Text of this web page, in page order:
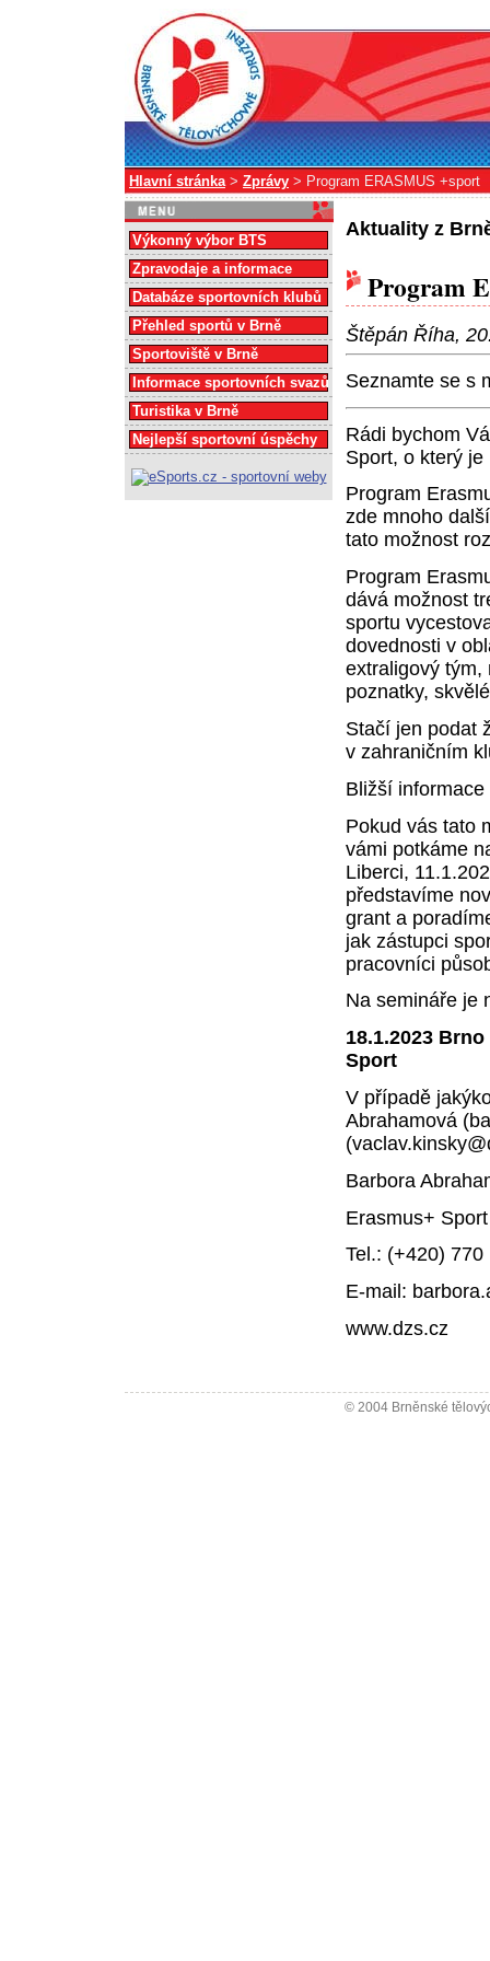
Hlavní stránka> Zprávy > Program ERASMUS +sport
Aktuality z
Program
Štěpán Říha,
Seznamte se s
Rádi bychom
Sport, o který
Program
zde mnoho
tato možnost
Program
dává možnost
sportu
dovednosti v
extraligový tým,
poznatky,
Stačí jen podat
v zahraničním
Bližší
Pokud vás tato
vámi potkáme
Liberci,
představíme
grant a
jak zástupci
pracovníci
Na semináře je
18.1.2023
Sport
V případě
Abrahamová
Barbora
Erasmus+ Sport
Tel.: (+420) 770
E-mail:
www.dzs.cz
Výkonný výbor BTS
Zpravodaje a informace
Databáze sportovních klubů
Přehled sportů v Brně
Sportoviště v Brně
Informace sportovních svazů
Turistika v Brně
Nejlepší sportovní úspěchy
© 2004 Brněnské